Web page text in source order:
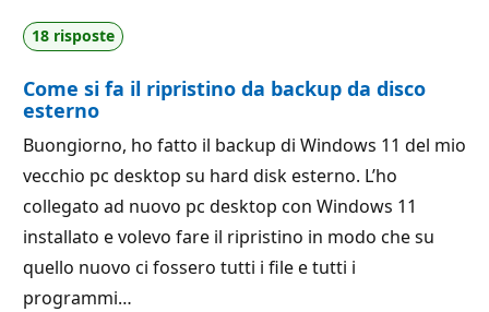
18 risposte
Come si fa il ripristino da backup da disco
esterno
Buongiorno, ho fatto il backup di Windows 11 del mio
vecchio pc desktop su hard disk esterno. L’ho
collegato ad nuovo pc desktop con Windows 11
installato e volevo fare il ripristino in modo che su
quello nuovo ci fossero tutti i file e tutti i
programmi…